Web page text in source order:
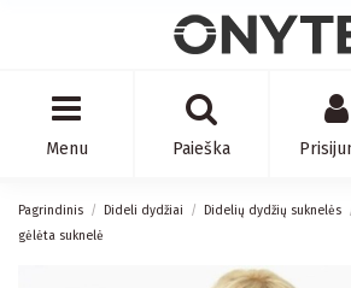
Menu Paieška
Pagrindinis Dideli dydžiai Didelių dydžių suknelės
gėlėta suknelė